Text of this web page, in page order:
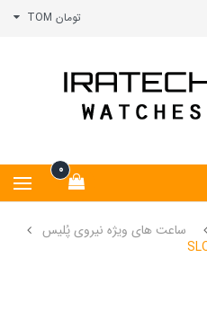
تومان TOM
0
ساعت های ویژه نیروی پُلیس